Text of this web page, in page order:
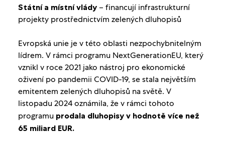
Státní a místní vlády– financují infrastrukturní
projekty prostřednictvím zelených dluhopisů
Evropská unie je v této oblasti nezpochybnitelným
lídrem. V rámci programu NextGenerationEU, který
vznikl v roce 2021 jako nástroj pro ekonomické
oživení po pandemii COVID-19, se stala největším
emitentem zelených dluhopisů na světě. V
listopadu 2024 oznámila, že v rámci tohoto
programu prodala dluhopisy v hodnotě více než
65 miliard EUR.